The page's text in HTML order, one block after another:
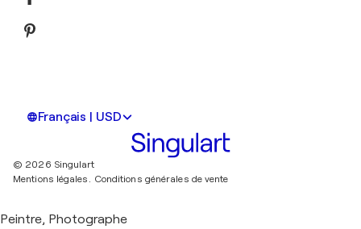
Français | USD
© 2026 Singulart
Mentions légales.
Conditions générales de vente
Peintre, Photographe